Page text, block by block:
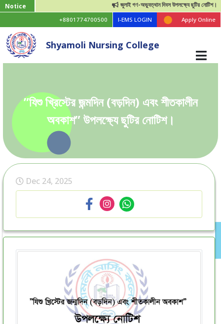
Notice জুলাই গণ-অভ্যুত্থান দিবস উপলক্ষ্যে ছুটির নোটিশ।
+8801774700500 I-EMS LOGIN Apply Online
Shyamoli Nursing College
”যিশু খ্রিস্টের জন্মদিন (বড়দিন) এবং শীতকালীন
অবকাশ” উপলক্ষ্যে ছুটির নোটিশ।
Dec 24, 2025